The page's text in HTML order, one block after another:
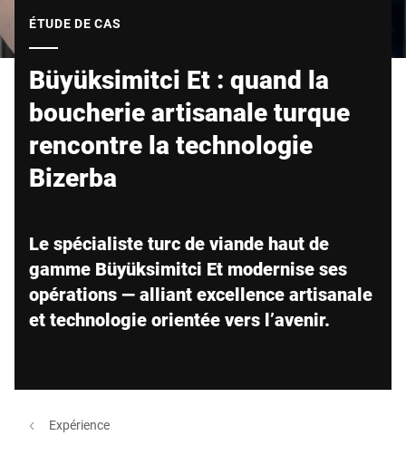
ÉTUDE DE CAS
Büyüksimitci Et : quand la
boucherie artisanale turque
rencontre la technologie
Bizerba
Le spécialiste turc de viande haut de
gamme Büyüksimitci Et modernise ses
opérations — alliant excellence artisanale
et technologie orientée vers l’avenir.
Expérience